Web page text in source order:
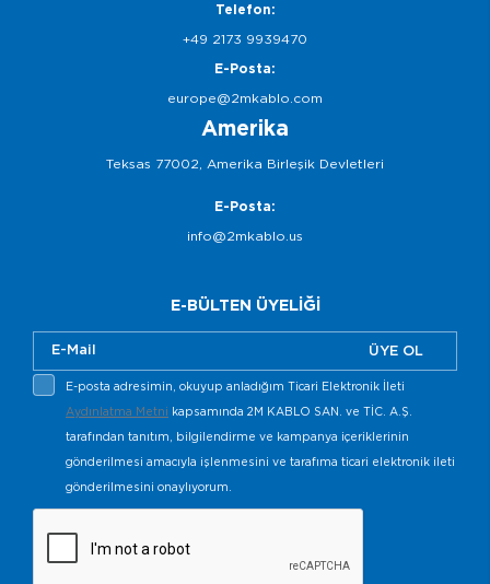
Telefon:
+49 2173 9939470
E-Posta:
europe@2mkablo.com
Amerika
Teksas 77002, Amerika Birleşik Devletleri
E-Posta:
info@2mkablo.us
E-BÜLTEN ÜYELİĞİ
ÜYE OL
E-posta adresimin, okuyup anladığım Ticari Elektronik İleti
Aydınlatma Metni kapsamında 2M KABLO SAN. ve TİC. A.Ş.
tarafından tanıtım, bilgilendirme ve kampanya içeriklerinin
gönderilmesi amacıyla işlenmesini ve tarafıma ticari elektronik ileti
gönderilmesini onaylıyorum.